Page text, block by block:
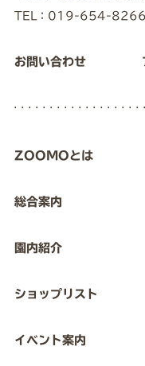
TEL：019-654-8266
お問い合わせ
ZOOMOとは
総合案内
園内紹介
ショップリスト
イベント案内